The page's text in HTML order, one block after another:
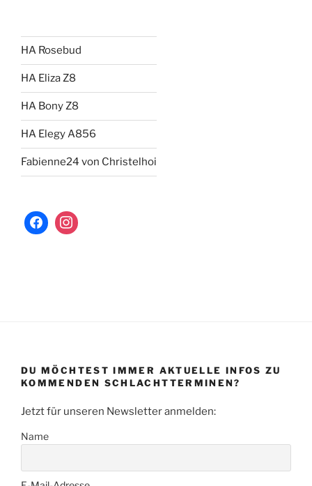
HA Rosebud
HA Eliza Z8
HA Bony Z8
HA Elegy A856
Fabienne24 von Christelhoi
DU MÖCHTEST IMMER AKTUELLE INFOS ZU
KOMMENDEN SCHLACHTTERMINEN?
Jetzt für unseren Newsletter anmelden:
Name